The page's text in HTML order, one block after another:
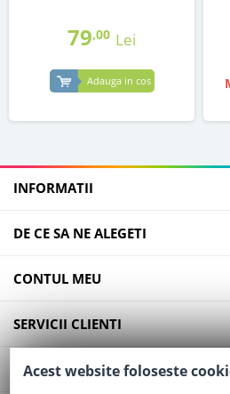
79,00 Lei
Adauga in cos
INFORMATII
DE CE SA NE ALEGETI
CONTUL MEU
SERVICII CLIENTI
CONTACT
Acest website foloseste